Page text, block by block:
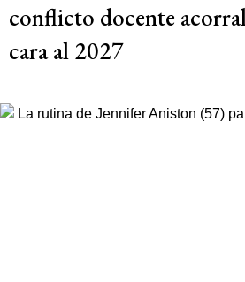
conflicto docente
cara al 2027